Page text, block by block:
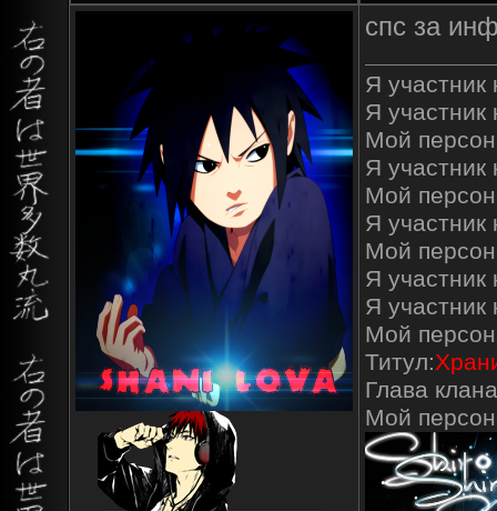
спс за
Я участник
Я участник
Мой
Я участник
Мой
Я участник
Мой
Я участник
Я участник
Мой
Титул:
Глава
Мой